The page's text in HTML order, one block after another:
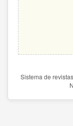
Sistema de